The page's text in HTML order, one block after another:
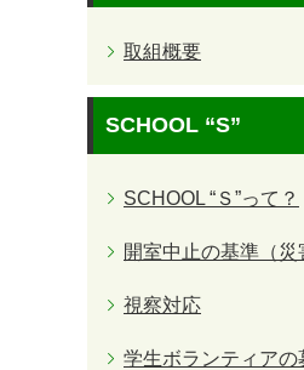
取組概要
SCHOOL “S”
SCHOOL “Ｓ”って？
開室中止の基準（災
視察対応
学生ボランティアの